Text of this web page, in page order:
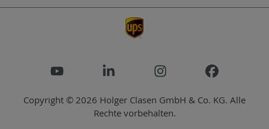
Copyright © 2026 Holger Clasen GmbH & Co. KG. Alle
Rechte vorbehalten.